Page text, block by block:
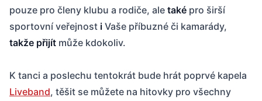
pouze pro členy klubu a rodiče, ale také pro širší
sportovní veřejnost i Vaše příbuzné či kamarády,
takže přijít může kdokoliv.
K tanci a poslechu tentokrát bude hrát poprvé kapela
Liveband, těšit se můžete na hitovky pro všechny